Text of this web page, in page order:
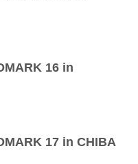
16 in
17 in CHIBA